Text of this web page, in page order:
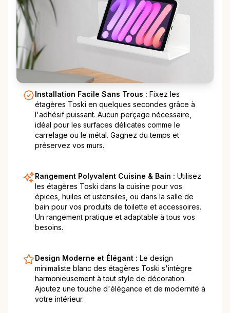
Installation Facile Sans Trous : Fixez les
étagères Toski en quelques secondes grâce à
l'adhésif puissant. Aucun perçage nécessaire,
idéal pour les surfaces délicates comme le
carrelage ou le métal. Gagnez du temps et
préservez vos murs.
Rangement Polyvalent Cuisine & Bain : Utilisez
les étagères Toski dans la cuisine pour vos
épices, huiles et ustensiles, ou dans la salle de
bain pour vos produits de toilette et accessoires.
Un rangement pratique et adaptable à tous vos
besoins.
Design Moderne et Élégant : Le design
minimaliste blanc des étagères Toski s'intègre
harmonieusement à tout style de décoration.
Ajoutez une touche d'élégance et de modernité à
votre intérieur.